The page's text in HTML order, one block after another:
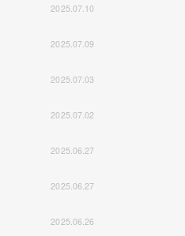
2025.07.10
2025.07.09
2025.07.03
2025.07.02
2025.06.27
2025.06.27
2025.06.26